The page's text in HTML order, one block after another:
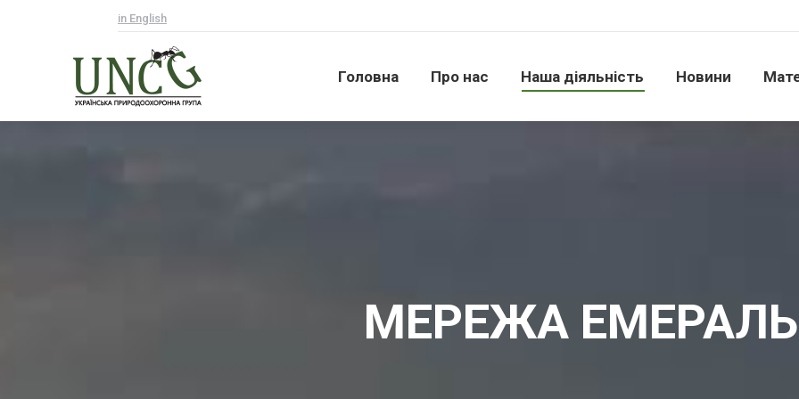
in English
Головна Про нас Наша діяльність Новини
МЕРЕЖА
Головна Про нас Наша діяльність Новини